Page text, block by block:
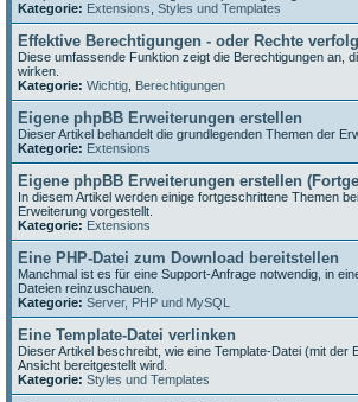
Kategorie: Extensions Styles und Templates
Effektive Berechtigungen - oder Rechte
Diese umfassende Funktion zeigt die Berechtigungen an,
wirken.
Kategorie: Wichtig Berechtigungen
Eigene phpBB Erweiterungen erstellen
Dieser Artikel behandelt die grundlegenden Themen der
Kategorie: Extensions
Eigene phpBB Erweiterungen erstellen
In diesem Artikel werden einige fortgeschrittene Themen
Erweiterung vorgestellt.
Kategorie: Extensions
Eine PHP-Datei zum Download bereitstellen
Manchmal ist es für eine Support-Anfrage notwendig, in
Dateien reinzuschauen.
Kategorie: Server, PHP und MySQL
Eine Template-Datei verlinken
Dieser Artikel beschreibt, wie eine Template-Datei (mit der
Ansicht bereitgestellt wird.
Kategorie: Styles und Templates